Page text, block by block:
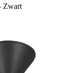
Zwart